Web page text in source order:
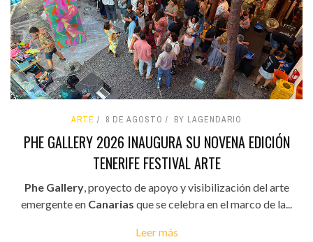
ARTE 8 DE AGOSTO BY LAGENDARIO
PHE GALLERY 2026 INAUGURA SU NOVENA EDICIÓN
TENERIFE FESTIVAL ARTE
Phe Gallery, proyecto de apoyo y visibilización del arte
emergente en Canarias que se celebra en el marco de la...
Leer más